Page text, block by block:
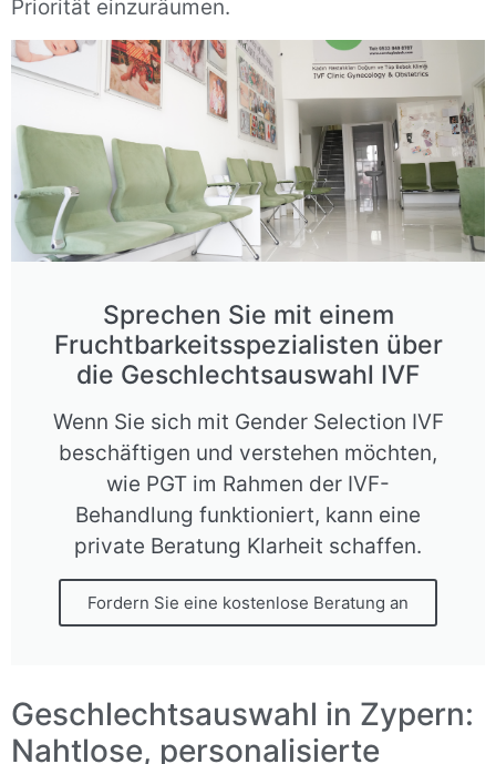
Priorität einzuräumen.
Sprechen Sie mit einem
Fruchtbarkeitsspezialisten über
die Geschlechtsauswahl IVF
Wenn Sie sich mit Gender Selection IVF
beschäftigen und verstehen möchten,
wie PGT im Rahmen der IVF-
Behandlung funktioniert, kann eine
private Beratung Klarheit schaffen.
Fordern Sie eine kostenlose Beratung an
Geschlechtsauswahl in Zypern:
Nahtlose, personalisierte